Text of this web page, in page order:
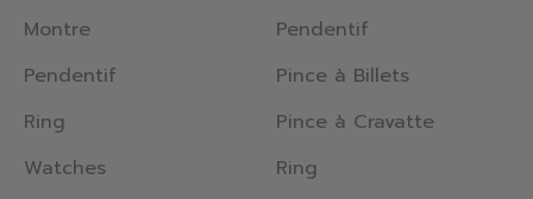
Montre
Pendentif
Ring
Watches
Pendentif
Pince à Billets
Pince à Cravatte
Ring